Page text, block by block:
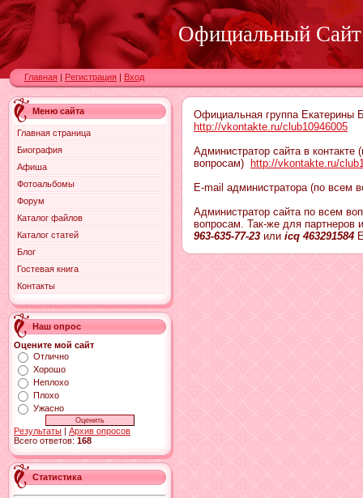
Официальный
Главная | Регистрация | Вход
Меню сайта
Главная страница
Биография
Афиша
Фотоальбомы
Форум
Каталог файлов
Каталог статей
Блог
Гостевая книга
Контакты
Наш опрос
Оцените мой сайт
Отлично
Хорошо
Неплохо
Плохо
Ужасно
Результаты | Архив опросов
Всего ответов: 168
Статистика
Официальная группа Екатерины
http://vkontakte.ru/club10946005
Администратор сайта в контакте
вопросам)
http://vkontakte.ru/
E-mail администратора (по
Администратор сайта по всем
вопросам. Так-же для партнеров
963-635-77-23 или icq 463291584